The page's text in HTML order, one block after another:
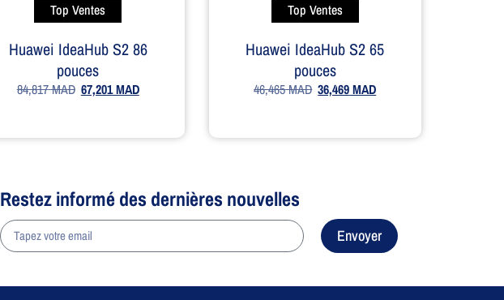
Top Ventes
Huawei IdeaHub S2 86
pouces
84,817MAD 67,201MAD
Top Ventes
Huawei IdeaHub S2 65
pouces
46,465MAD 36,469MAD
Restez informé des dernières nouvelles
Envoyer